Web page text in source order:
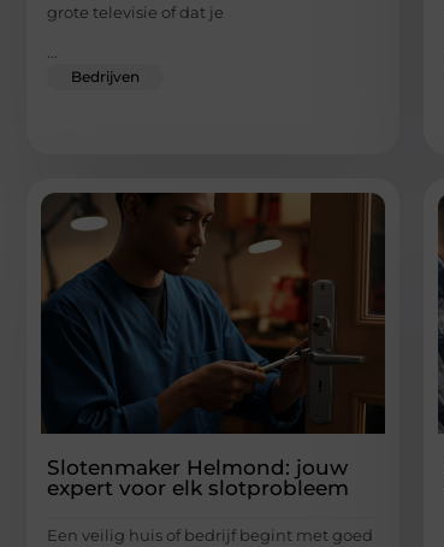
grote televisie of dat je
...
Bedrijven
Slotenmaker Helmond: jouw
expert voor elk slotprobleem
Een veilig huis of bedrijf begint met goed